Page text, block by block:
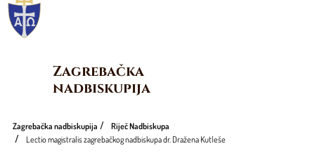
Zagrebačka
nadbiskupija
Zagrebačka nadbiskupija
Riječ Nadbiskupa
Lectio magistralis zagrebačkog nadbiskupa dr. Dražena Kutleše